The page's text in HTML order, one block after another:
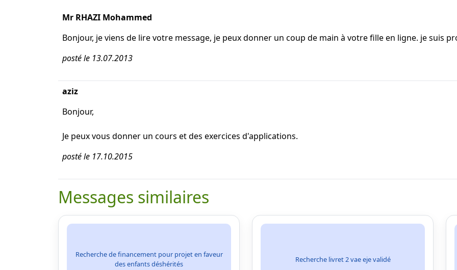
Mr RHAZI Mohammed
Bonjour, je viens de lire votre message, je peux donner un coup de main à votre fille en ligne. je suis
posté le 13.07.2013
aziz
Bonjour,
Je peux vous donner un cours et des exercices d'applications.
posté le 17.10.2015
Messages similaires
Recherche de financement pour projet en faveur
des enfants déshérités
Recherche livret 2 vae eje validé